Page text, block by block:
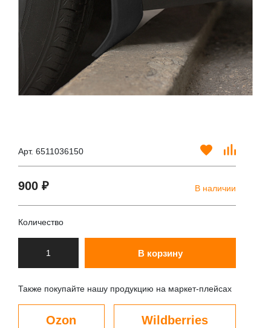
Арт. 6511036150
900 ₽ В наличии
Количество
В корзину
Также покупайте нашу продукцию на маркет-плейсах
Ozon Wildberries